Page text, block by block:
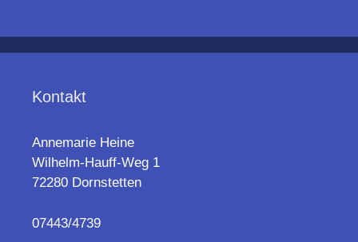
Kontakt
Annemarie Heine
Wilhelm-Hauff-Weg 1
72280 Dornstetten
07443/4739